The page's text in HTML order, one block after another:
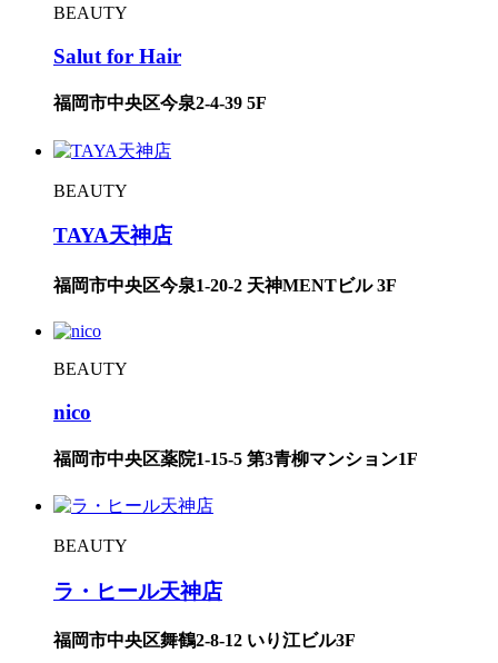
BEAUTY
Salut for Hair
福岡市中央区今泉2-4-39 5F
BEAUTY
TAYA天神店
福岡市中央区今泉1-20-2 天神MENTビル 3F
BEAUTY
nico
福岡市中央区薬院1-15-5 第3青柳マンション1F
BEAUTY
ラ・ヒール天神店
福岡市中央区舞鶴2-8-12 いり江ビル3F